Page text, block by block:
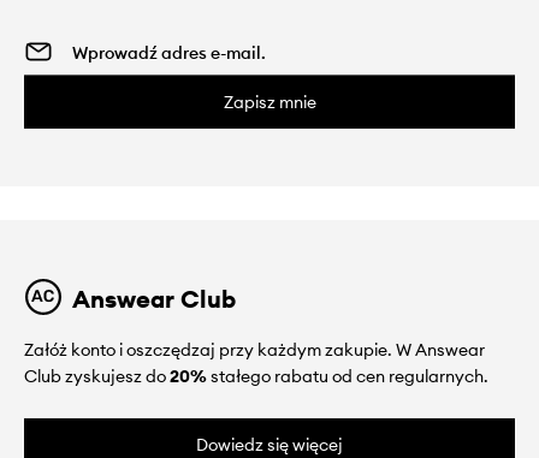
Zapisz mnie
Answear Club
Załóż konto i oszczędzaj przy każdym zakupie. W Answear
Club zyskujesz do20%stałego rabatu od cen regularnych.
Dowiedz się więcej